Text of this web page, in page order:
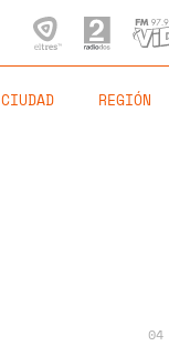
CIUDAD REGIÓN
04